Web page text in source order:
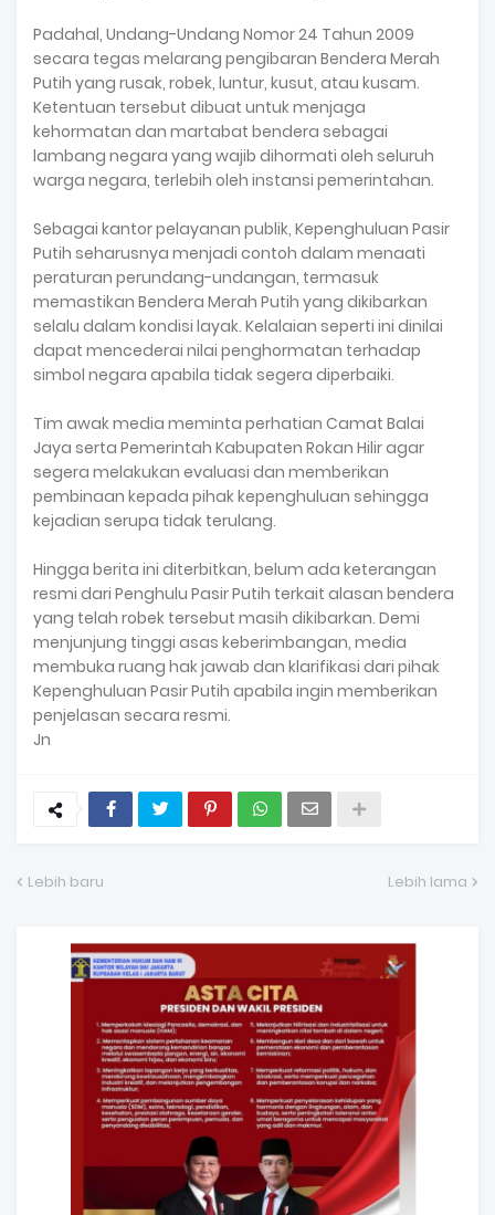
Padahal, Undang-Undang Nomor 24 Tahun 2009
secara tegas melarang pengibaran Bendera Merah
Putih yang rusak, robek, luntur, kusut, atau kusam.
Ketentuan tersebut dibuat untuk menjaga
kehormatan dan martabat bendera sebagai
lambang negara yang wajib dihormati oleh seluruh
warga negara, terlebih oleh instansi pemerintahan.
Sebagai kantor pelayanan publik, Kepenghuluan Pasir
Putih seharusnya menjadi contoh dalam menaati
peraturan perundang-undangan, termasuk
memastikan Bendera Merah Putih yang dikibarkan
selalu dalam kondisi layak. Kelalaian seperti ini dinilai
dapat mencederai nilai penghormatan terhadap
simbol negara apabila tidak segera diperbaiki.
Tim awak media meminta perhatian Camat Balai
Jaya serta Pemerintah Kabupaten Rokan Hilir agar
segera melakukan evaluasi dan memberikan
pembinaan kepada pihak kepenghuluan sehingga
kejadian serupa tidak terulang.
Hingga berita ini diterbitkan, belum ada keterangan
resmi dari Penghulu Pasir Putih terkait alasan bendera
yang telah robek tersebut masih dikibarkan. Demi
menjunjung tinggi asas keberimbangan, media
membuka ruang hak jawab dan klarifikasi dari pihak
Kepenghuluan Pasir Putih apabila ingin memberikan
penjelasan secara resmi.
Jn
Lebih baru Lebih lama